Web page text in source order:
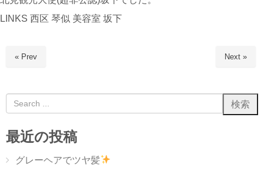
LINKS 西区 琴似 美容室 坂下
« Prev Next »
最近の投稿
グレーヘアでツヤ髪